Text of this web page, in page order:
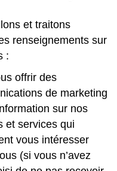
et traitons
renseignements sur
:
offrir des
de marketing
sur nos
et services qui
vous intéresser
(si vous n’avez